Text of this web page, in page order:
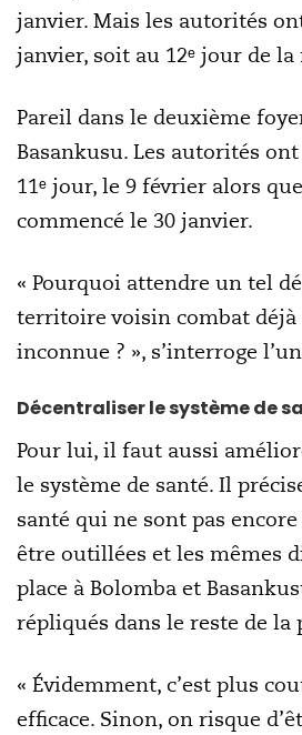
janvier. Mais les autorités
janvier, soit au 12ᵉ jour de la
Pareil dans le deuxième
Basankusu. Les autorités
11ᵉ jour, le 9 février alors
commencé le 30 janvier.
« Pourquoi attendre un tel
territoire voisin combat déjà
inconnue ? », s’interroge
Décentraliser le système de
Pour lui, il faut aussi
le système de santé. Il
santé qui ne sont pas
être outillées et les mêmes
place à Bolomba et
répliqués dans le reste de la
« Évidemment, c’est plus
efficace. Sinon, on risque